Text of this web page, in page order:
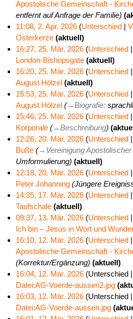
n
g
g
s
z
u
s
a
m
m
e
n
f
a
s
s
u
n
g
u
n
g
s
z
u
s
a
m
m
e
n
f
a
s
s
u
n
g
i
t
u
n
g
s
z
u
s
a
m
m
e
n
f
a
s
s
u
n
g
b
e
i
t
u
n
g
s
z
u
s
a
m
m
e
n
f
a
s
s
u
n
g
6
a
r
b
e
i
t
u
n
g
s
z
u
s
a
m
m
e
n
f
a
s
s
u
n
g
B
e
a
r
b
e
i
t
u
n
g
s
z
u
s
a
m
m
e
n
f
a
s
s
u
n
g
Apostolische Gemeinschaft -
entfernt auf Anfrage der Familie
p
11:08, 2. Apr. 2026 Unterschied
Osterkerze
K
e
i
n
e
B
e
a
r
b
e
i
t
u
n
g
s
z
u
s
a
m
m
e
aktuell
5
M
16:27, 25. Mär. 2026 Unterschied
London-Bishopsgate
K
e
i
n
e
B
e
a
r
b
e
i
t
u
n
g
s
z
u
s
a
m
aktuell
16:20, 25. Mär. 2026 Unterschied
August Hölzel
K
e
i
n
e
B
e
a
r
b
e
i
t
u
n
g
s
z
u
s
aktuell
15:53, 25. Mär. 2026 Unterschied
August Hölzel →Biografie:
15:46, 25. Mär. 2026 Unterschied
Korporale →Beschreibung
ä
z
6
12:26, 20. Mär. 2026 Unterschied
Buße → Vereinigung
Umformulierung
aktuell
12:18, 20. Mär. 2026 Unterschied
Peter Johanning Jüngere
7
M
z
14:35, 17. Mär. 2026 Unterschied
Taufschale
K
e
i
n
e
B
e
a
r
aktuell
3
ä
z
09:37, 13. Mär. 2026 Unterschied
Ich bin – Jesus in Wort und
K
e
i
n
e
B
e
ä
16:10, 12. Mär. 2026 Unterschied
Apostolische Gemeinschaft -
Korrektur/Ergänzung
aktuell
16:04, 12. Mär. 2026 Unterschied
Datei:AG-Voerde-aussen2.jpg
K
e
16:03, 12. Mär. 2026 Unterschied
Datei:AG-Voerde-aussen.jpg